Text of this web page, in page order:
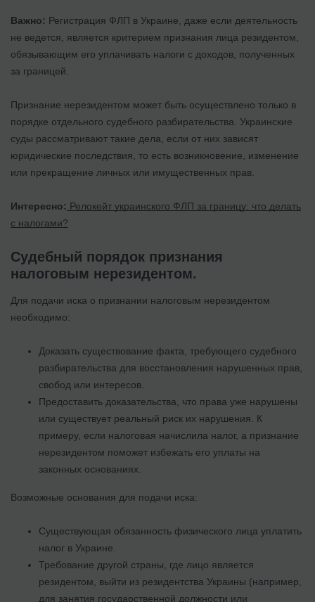
Важно: Регистрация ФЛП в Украине, даже если деятельность
не ведется, является критерием признания лица резидентом,
обязывающим его уплачивать налоги с доходов, полученных
за границей.
Признание нерезидентом может быть осуществлено только в
порядке отдельного судебного разбирательства. Украинские
суды рассматривают такие дела, если от них зависят
юридические последствия, то есть возникновение, изменение
или прекращение личных или имущественных прав.
Интересно: Релокейт украинского ФЛП за границу: что делать
с налогами?
Судебный порядок признания
налоговым нерезидентом.
Для подачи иска о признании налоговым нерезидентом
необходимо:
Доказать существование факта, требующего судебного
разбирательства для восстановления нарушенных прав,
свобод или интересов.
Предоставить доказательства, что права уже нарушены
или существует реальный риск их нарушения. К
примеру, если налоговая начислила налог, а признание
нерезидентом поможет избежать его уплаты на
законных основаниях.
Возможные основания для подачи иска:
Существующая обязанность физического лица уплатить
налог в Украине.
Требование другой страны, где лицо является
резидентом, выйти из резидентства Украины (например,
для занятия государственной должности или